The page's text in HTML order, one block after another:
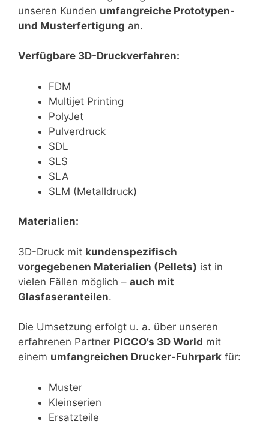
unseren Kunden umfangreiche Prototypen-
und Musterfertigung an.
Verfügbare 3D-Druckverfahren:
FDM
Multijet Printing
PolyJet
Pulverdruck
SDL
SLS
SLA
SLM (Metalldruck)
Materialien:
3D-Druck mit kundenspezifisch
vorgegebenen Materialien (Pellets) ist in
vielen Fällen möglich – auch mit
Glasfaseranteilen.
Die Umsetzung erfolgt u. a. über unseren
erfahrenen Partner PICCO’s 3D World mit
einem umfangreichen Drucker-Fuhrpark für:
Muster
Kleinserien
Ersatzteile